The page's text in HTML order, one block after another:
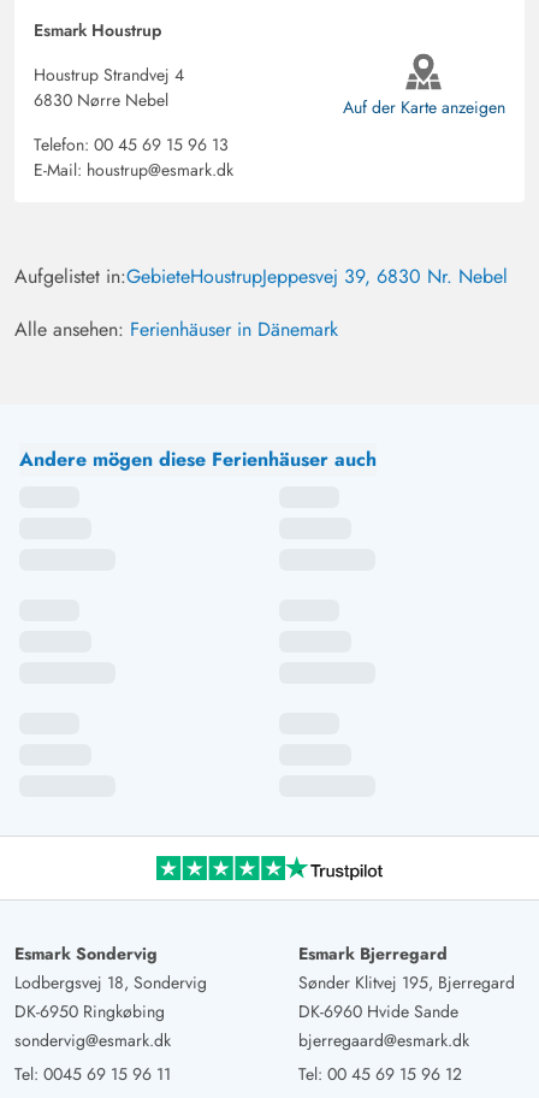
Esmark Houstrup
Houstrup Strandvej 4
6830 Nørre Nebel
Telefon: 00 45 69 15 96 13
E-Mail: houstrup@esmark.dk
Auf der Karte anzeigen
Aufgelistet in:GebieteHoustrupJeppesvej 39, 6830 Nr. Nebel
Alle ansehen: Ferienhäuser in Dänemark
Andere mögen diese Ferienhäuser auch
Esmark Sondervig
Lodbergsvej 18, Sondervig
DK-6950 Ringkøbing
sondervig@esmark.dk
Tel: 0045 69 15 96 11
Esmark Bjerregard
Sønder Klitvej 195, Bjerregard
DK-6960 Hvide Sande
bjerregaard@esmark.dk
Tel: 00 45 69 15 96 12